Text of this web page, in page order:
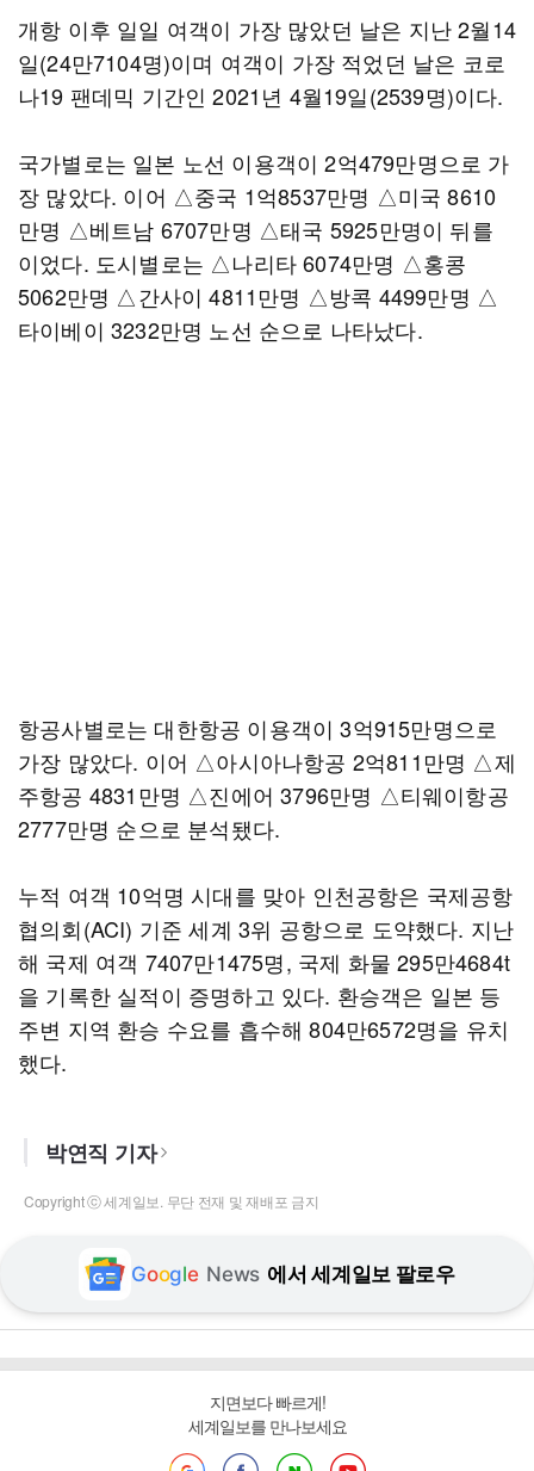
개항 이후 일일 여객이 가장 많았던 날은 지난 2월14
일(24만7104명)이며 여객이 가장 적었던 날은 코로
나19 팬데믹 기간인 2021년 4월19일(2539명)이다.
국가별로는 일본 노선 이용객이 2억479만명으로 가
장 많았다. 이어 △중국 1억8537만명 △미국 8610
만명 △베트남 6707만명 △태국 5925만명이 뒤를
이었다. 도시별로는 △나리타 6074만명 △홍콩
5062만명 △간사이 4811만명 △방콕 4499만명 △
타이베이 3232만명 노선 순으로 나타났다.
항공사별로는 대한항공 이용객이 3억915만명으로
가장 많았다. 이어 △아시아나항공 2억811만명 △제
주항공 4831만명 △진에어 3796만명 △티웨이항공
2777만명 순으로 분석됐다.
누적 여객 10억명 시대를 맞아 인천공항은 국제공항
협의회(ACI) 기준 세계 3위 공항으로 도약했다. 지난
해 국제 여객 7407만1475명, 국제 화물 295만4684t
을 기록한 실적이 증명하고 있다. 환승객은 일본 등
주변 지역 환승 수요를 흡수해 804만6572명을 유치
했다.
박연직 기자
Copyright ⓒ 세계일보. 무단 전재 및 재배포 금지
Google News 에서 세계일보 팔로우
지면보다 빠르게!
세계일보를 만나보세요